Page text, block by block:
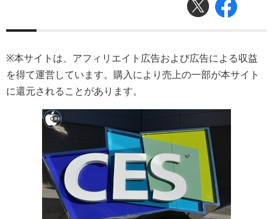
※本サイトは、アフィリエイト広告および広告による収益
を得て運営しています。購入により売上の一部が本サイト
に還元されることがあります。